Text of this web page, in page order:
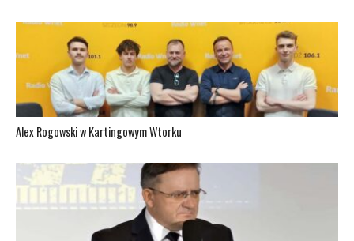
Alex Rogowski w Kartingowym Wtorku